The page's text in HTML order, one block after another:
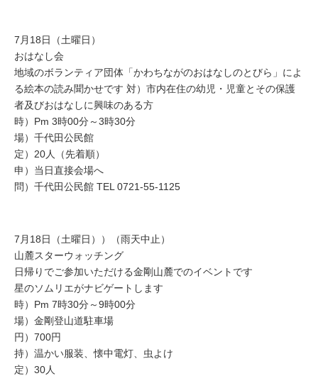
7月18日（土曜日）
おはなし会
地域のボランティア団体「かわちながのおはなしのとびら」によ
る絵本の読み聞かせです 対）市内在住の幼児・児童とその保護
者及びおはなしに興味のある方
時）Pm 3時00分～3時30分
場）千代田公民館
定）20人（先着順）
申）当日直接会場へ
問）千代田公民館 TEL 0721-55-1125
7月18日（土曜日））（雨天中止）
山麓スターウォッチング
日帰りでご参加いただける金剛山麓でのイベントです
星のソムリエがナビゲートします
時）Pm 7時30分～9時00分
場）金剛登山道駐車場
円）700円
持）温かい服装、懐中電灯、虫よけ
定）30人